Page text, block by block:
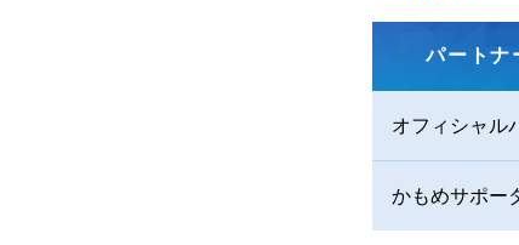
パートナ
オフィシャル
かもめサポー